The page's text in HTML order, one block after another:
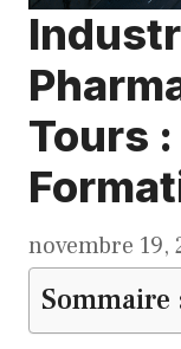
Tours
novembre 19,
Sommaire